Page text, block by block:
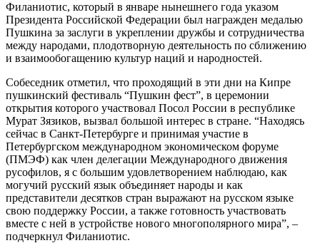
Филаниотис, который в январе нынешнего года указом
Президента Российской Федерации был награжден медалью
Пушкина за заслуги в укреплении дружбы и сотрудничества
между народами, плодотворную деятельность по сближению
и взаимообогащению культур наций и народностей.
Собеседник отметил, что проходящий в эти дни на Кипре
пушкинский фестиваль “Пушкин фест”, в церемонии
открытия которого участвовал Посол России в республике
Мурат Зязиков, вызвал большой интерес в стране. “Находясь
сейчас в Санкт-Петербурге и принимая участие в
Петербургском международном экономическом форуме
(ПМЭФ) как член делегации Международного движения
русофилов, я с большим удовлетворением наблюдаю, как
могучий русский язык объединяет народы и как
представители десятков стран выражают на русском языке
свою поддержку России, а также готовность участвовать
вместе с ней в устройстве нового многополярного мира”, –
подчеркнул Филаниотис.